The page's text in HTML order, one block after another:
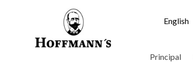
English
Principal